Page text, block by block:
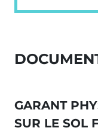
GARANT
SUR LE SOL